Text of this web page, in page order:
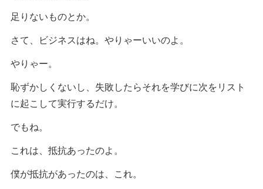
足りないものとか。
さて、ビジネスはね。やりゃーいいのよ。
やりゃー。
恥ずかしくないし、失敗したらそれを学びに次をリスト
に起こして実行するだけ。
でもね。
これは、抵抗あったのよ。
僕が抵抗があったのは、これ。